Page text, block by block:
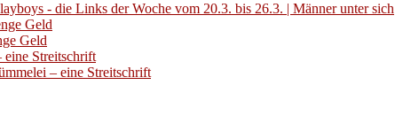
- die Links der Woche vom 20.3. bis 26.3. | Männer unter sich
Geld
Geld
eine Streitschrift
– eine Streitschrift